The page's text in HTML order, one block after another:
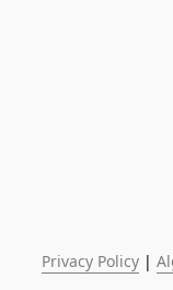
Privacy Policy |